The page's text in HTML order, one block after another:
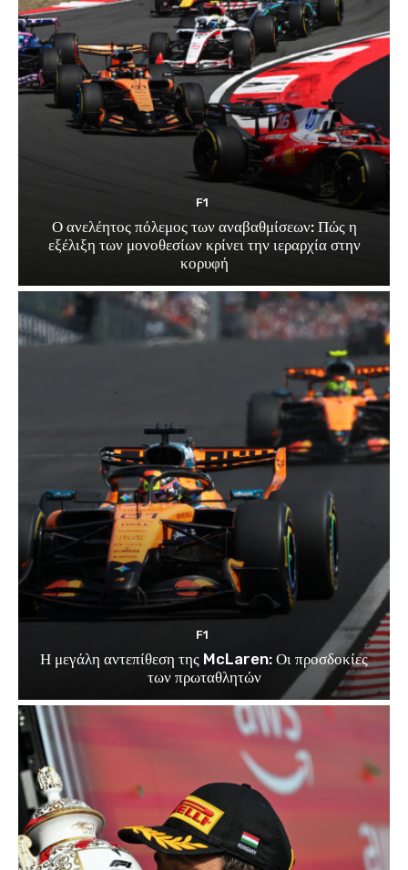
F1
Ο ανελέητος πόλεμος των αναβαθμίσεων: Πώς η
εξέλιξη των μονοθεσίων κρίνει την ιεραρχία στην
κορυφή
F1
Η μεγάλη αντεπίθεση της McLaren: Οι προσδοκίες
των πρωταθλητών